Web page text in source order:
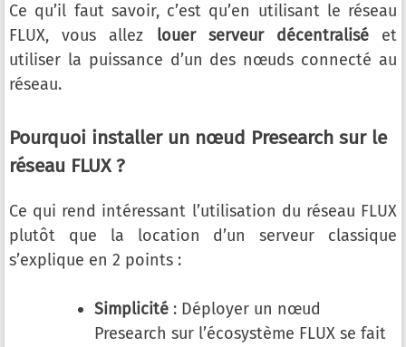
Ce qu’il faut savoir, c’est qu’en utilisant le réseau
FLUX, vous allez louer serveur décentraliséet
utiliser la puissance d’un des nœuds connecté au
réseau.
Pourquoi installer un nœud Presearch sur le
réseau FLUX ?
Ce qui rend intéressant l’utilisation du réseau FLUX
plutôt que la location d’un serveur classique
s’explique en 2 points :
Simplicité : Déployer un nœud
Presearch sur l’écosystème FLUX se fait